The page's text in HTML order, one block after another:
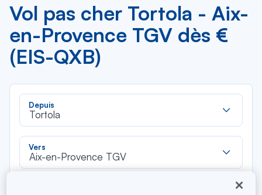
Vol pas cher Tortola - Aix-
en-Provence TGV dès €
(EIS-QXB)
Depuis
Tortola
Vers
Aix-en-Provence TGV